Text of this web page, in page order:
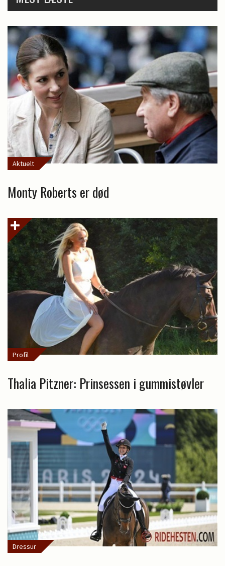
Aktuelt
Monty Roberts er død
Profil
Thalia Pitzner: Prinsessen i gummistøvler
Dressur